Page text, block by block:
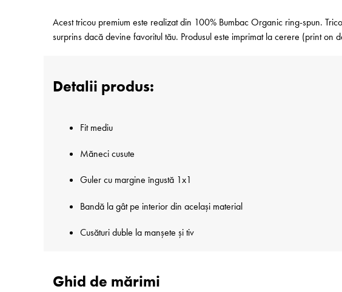
Acest tricou premium este realizat din 100% Bumbac Organic ring-spun.
surprins dacă devine favoritul tău. Produsul este imprimat la cerere (print on
Detalii produs:
Fit mediu
Măneci cusute
Guler cu margine îngustă 1x1
Bandă la gât pe interior din același material
Cusături duble la manșete și tiv
Ghid de mărimi